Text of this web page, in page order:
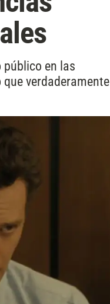
público en las
verdaderamente